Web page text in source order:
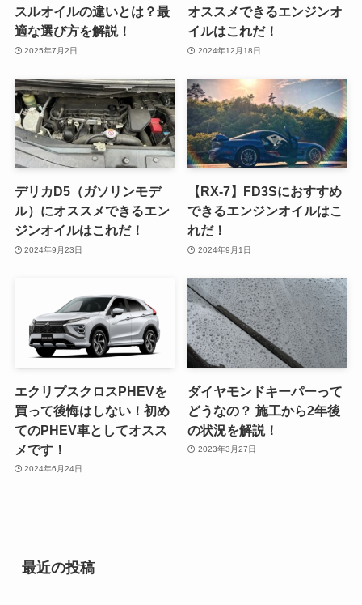
スルオイルの違いとは？最
適な選び方を解説！
2025年7月2日
オススメできるエンジンオ
イルはこれだ！
2024年12月18日
デリカD5（ガソリンモデ
ル）にオススメできるエン
ジンオイルはこれだ！
2024年9月23日
【RX-7】FD3Sにおすすめ
できるエンジンオイルはこ
れだ！
2024年9月1日
エクリプスクロスPHEVを
買って後悔はしない！初め
てのPHEV車としてオスス
メです！
2024年6月24日
ダイヤモンドキーパーって
どうなの？ 施工から2年後
の状況を解説！
2023年3月27日
最近の投稿